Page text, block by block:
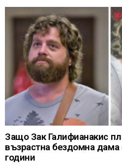
Защо Зак Галифианакис
възрастна бездомна
години